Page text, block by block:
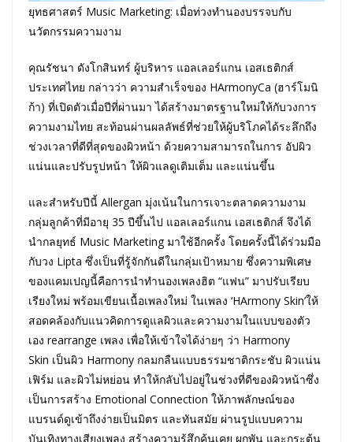
ยุทธศาสตร์ Music Marketing: เมื่อท่วงทำนองบรรจบกับ
นวัตกรรมความงาม
คุณรัชนา ดังโกสินทร์ ผู้บริหาร แอลเลอร์แกน เอสเธติกส์
ประเทศไทย กล่าวว่า ความสำเร็จของ HArmonyCa (ฮาร์โมนิ
ก้า) ที่เปิดตัวเมื่อปีที่ผ่านมา ได้สร้างมาตรฐานใหม่ให้กับวงการ
ความงามไทย สะท้อนผ่านผลลัพธ์ที่ช่วยให้ผู้บริโภคได้ระลึกถึง
ช่วงเวลาที่ดีที่สุดของผิวหน้า ด้วยความสามารถในการ อัปผิว
แน่นและปรับรูปหน้า ให้ผิวแลดูเติมเต็ม และแน่นขึ้น
และสำหรับปีนี้ Allergan มุ่งเน้นในการเจาะตลาดความงาม
กลุ่มลูกค้าที่มีอายุ 35 ปีขึ้นไป แอลเลอร์แกน เอสเธติกส์ จึงได้
นำกลยุทธ์ Music Marketing มาใช้อีกครั้ง โดยครั้งนี้ได้ร่วมมือ
กับวง Lipta ซึ่งเป็นที่รู้จักกันดีในกลุ่มเป้าหมาย ซึ่งความพิเศษ
ของแคมเปญนี้คือการนำทำนองเพลงฮิต “แฟน” มาปรับเรียบ
เรียงใหม่ พร้อมเขียนเนื้อเพลงใหม่ ในเพลง ‘HArmony Skin’ให้
สอดคล้องกับแนวคิดการดูแลผิวและความงามในแบบของตัว
เอง rearrange เพลง เพื่อให้เข้าใจได้ง่ายๆ ว่า Harmony
Skin เป็นผิว Harmony กลมกลืนแบบธรรมชาติกระชับ ผิวแน่น
เฟิร์ม และผิวไม่หย่อน ทำให้กลับไปอยู่ในช่วงที่ดีของผิวหน้าซึ่ง
เป็นการสร้าง Emotional Connection ให้ภาพลักษณ์ของ
แบรนด์ดูเข้าถึงง่ายเป็นมิตร และทันสมัย ผ่านรูปแบบความ
บันเทิงทางเสียงเพลง สร้างความรู้สึกคุ้นเคย ผูกพัน และกระตุ้น